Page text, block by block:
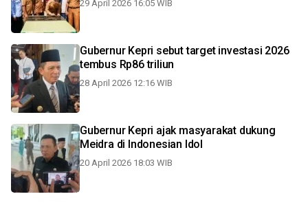
29 April 2026 16:05 WIB
Gubernur Kepri sebut target investasi 2026
tembus Rp86 triliun
28 April 2026 12:16 WIB
Gubernur Kepri ajak masyarakat dukung
Meidra di Indonesian Idol
20 April 2026 18:03 WIB